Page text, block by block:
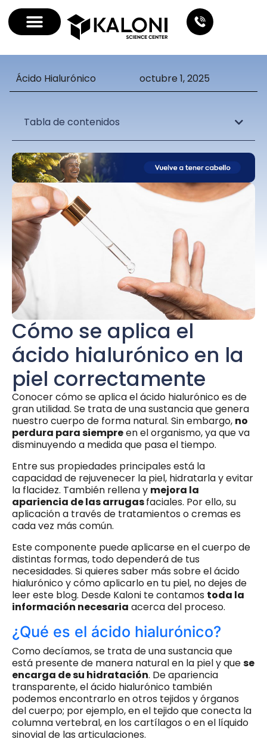
Ácido Hialurónico octubre 1, 2025
Tabla de contenidos
Cómo se aplica el
ácido hialurónico en la
piel correctamente
Conocer cómo se aplica el ácido hialurónico es de
gran utilidad. Se trata de una sustancia que genera
nuestro cuerpo de forma natural. Sin embargo, no
perdura para siempreen el organismo, ya que va
disminuyendo a medida que pasa el tiempo.
Entre sus propiedades principales está la
capacidad de rejuvenecer la piel, hidratarla y evitar
la flacidez. También rellena y mejora la
apariencia de las arrugasfaciales. Por ello, su
aplicación a través de tratamientos o cremas es
cada vez más común.
Este componente puede aplicarse en el cuerpo de
distintas formas, todo dependerá de tus
necesidades. Si quieres saber más sobre el ácido
hialurónico y cómo aplicarlo en tu piel, no dejes de
leer este blog. Desde Kaloni te contamos toda la
información necesaria acerca del proceso.
¿Qué es el ácido hialurónico?
Como decíamos, se trata de una sustancia que
está presente de manera natural en la piel y quese
encarga de su hidratación. De apariencia
transparente, el ácido hialurónico también
podemos encontrarlo en otros tejidos y órganos
del cuerpo; por ejemplo, en el tejido que conecta la
columna vertebral, en los cartílagos o en el líquido
sinovial de las articulaciones.